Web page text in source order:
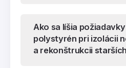
Ako sa líšia
polystyrén pri izolácii
a rekonštrukcii